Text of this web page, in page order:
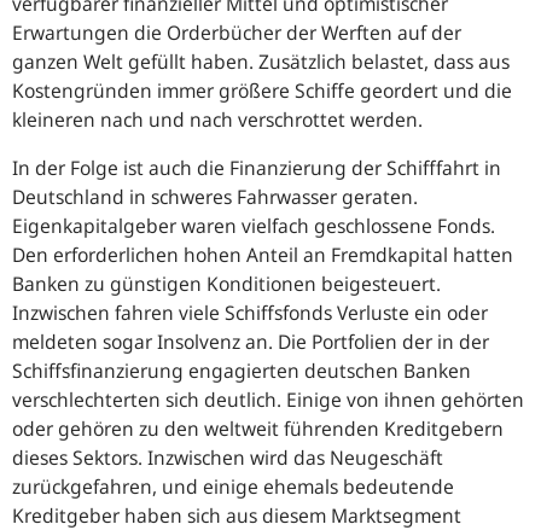
Erwartungen die Orderbücher der Werften auf der
ganzen Welt gefüllt haben. Zusätzlich belastet, dass aus
Kostengründen immer größere Schiffe geordert und die
kleineren nach und nach verschrottet werden.
In der Folge ist auch die Finanzierung der Schifffahrt in
Deutschland in schweres Fahrwasser geraten.
Eigenkapitalgeber waren vielfach geschlossene Fonds.
Den erforderlichen hohen Anteil an Fremdkapital hatten
Banken zu günstigen Konditionen beigesteuert.
Inzwischen fahren viele Schiffsfonds Verluste ein oder
meldeten sogar Insolvenz an. Die Portfolien der in der
Schiffsfinanzierung engagierten deutschen Banken
verschlechterten sich deutlich. Einige von ihnen gehörten
oder gehören zu den weltweit führenden Kreditgebern
dieses Sektors. Inzwischen wird das Neugeschäft
zurückgefahren, und einige ehemals bedeutende
Kreditgeber haben sich aus diesem Marktsegment